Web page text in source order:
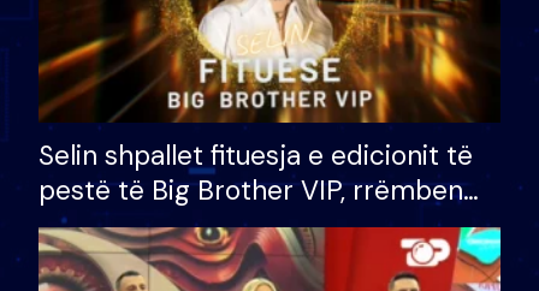
Selin shpallet fituesja e edicionit të
pestë të Big Brother VIP, rrëmben
çmimin e madh prej 100 mijë eurosh